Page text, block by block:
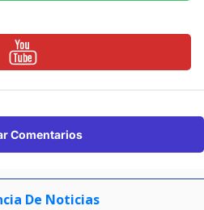
Comentarios
De Noticias